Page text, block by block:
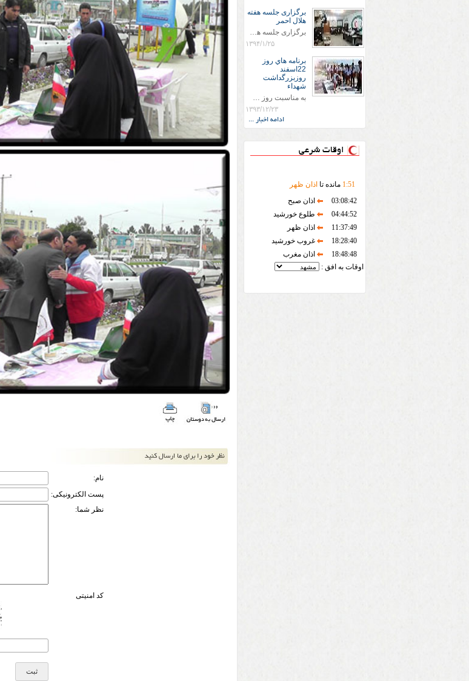
برگزاری جلسه هفته
هلال احمر
برگزاری جلسه هفته هلال احمر این جلسه در ساعت 10:30 در مورخه 24/1/1394 در دفتر ریاست جمعیت هلال احمر سرخس با حضور ریاست وپرسنل جمعیت هلال احمر برگزار شد . در این جلسه جناب اقای گودرزی ریاست محترم هلال احمر سرخس ضمن قدردانی از پرسنل وعرض خسته نباشید در طرح های نوروزی در این سال که به فرمایش مقام معظم رهبری که سال دولت وملت همدلی و همزبانی نامگذاری شده است بتوانیم با همدلی و همزبانی بین پرسنل خدمت رسانی خوب و مناسبی به مردم و پیشبرد اهداف هلال احمر انجام دهیم
۱۳۹۴/۱/۲۵
برنامه هاي روز
22اسفند
روزبزرگداشت
شهداء
به مناسبت روز شهيد پرسنل ونجاتگران واعضاي سازمان جوانان جمعيت هلال احمر سرخس مزار شهداء را غبارروبي كردند .
۱۳۹۳/۱۲/۲۳
ادامه اخبار ...
اوقات شرعی
1:51 مانده تا اذان ظهر
03:08:42
اذان صبح
04:44:52
طلوع خورشید
11:37:49
اذان ظهر
18:28:40
غروب خورشید
18:48:48
اذان مغرب
اوقات به افق :
نام:
پست الکترونیکی:
نظر شما:
کد امنیتی